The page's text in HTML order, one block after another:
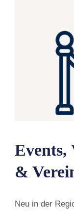
Events,
&
Neu in der